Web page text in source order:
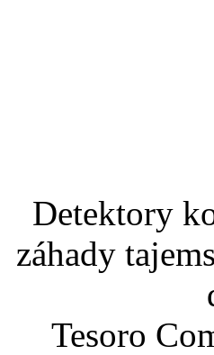
Detektory
záhady
Tesoro